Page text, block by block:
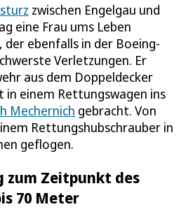
zwischen Engelgau und
eine Frau ums Leben
der ebenfalls in der Boeing-
Verletzungen. Er
aus dem Doppeldecker
einem Rettungswagen ins
Mechernich gebracht. Von
Rettungshubschrauber in
geflogen.
zum Zeitpunkt des
70 Meter